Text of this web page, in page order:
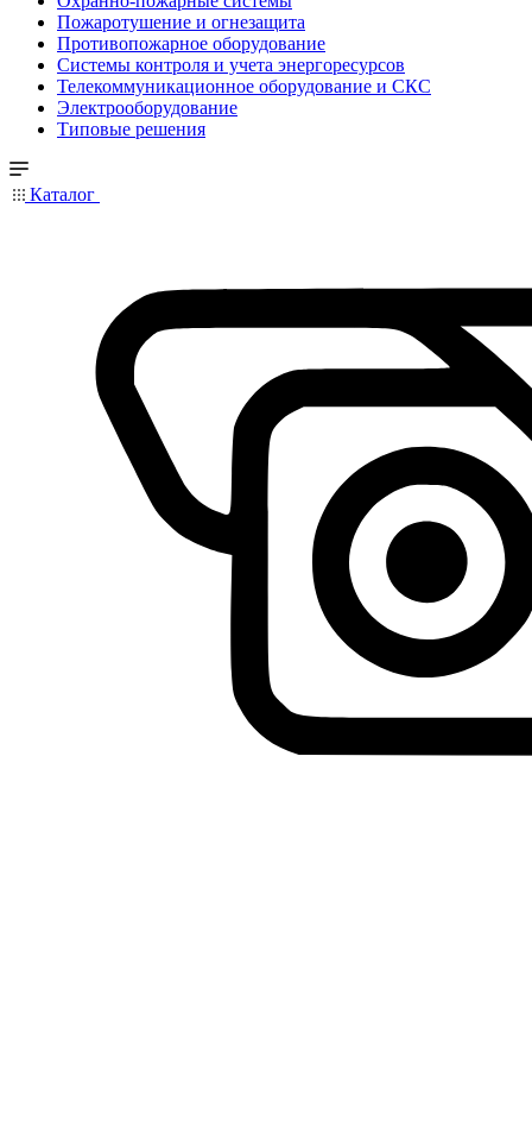
Пожаротушение и огнезащита
Противопожарное оборудование
Системы контроля и учета энергоресурсов
Телекоммуникационное оборудование и СКС
Электрооборудование
Типовые решения
Каталог